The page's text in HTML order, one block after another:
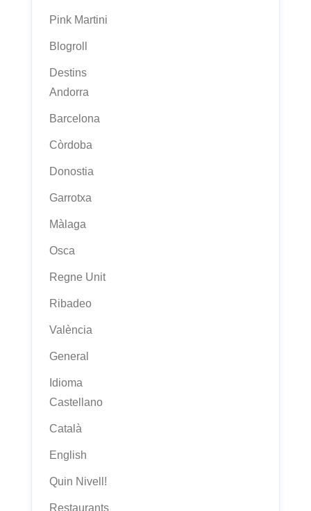
Pink Martini
Blogroll
Destins
Andorra
Barcelona
Còrdoba
Donostia
Garrotxa
Màlaga
Osca
Regne Unit
Ribadeo
València
General
Idioma
Castellano
Català
English
Quin Nivell!
Restaurants